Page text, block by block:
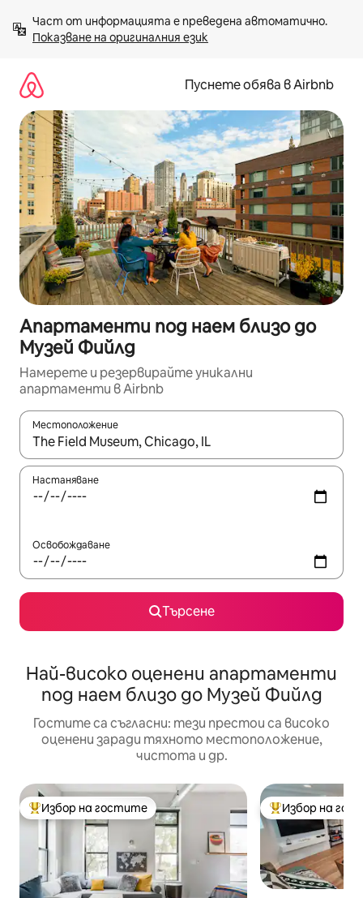
към
съдържанието
Показване на оригиналния език
Пуснете обява в Airbnb
Апартаменти под наем близо до
Музей Фийлд
Намерете и резервирайте уникални
апартаменти в Airbnb
Местоположение
Когато резултатите се покажат, използвайте
Настаняване
Освобождаване
Търсене
Най-високо оценени апартаменти
под наем близо до Музей Фийлд
Гостите са съгласни: тези престои са високо
оценени заради тяхното местоположение,
чистота и др.
Най-популярен избор на гостите
Избор на гостите Най-популярен
Избор на